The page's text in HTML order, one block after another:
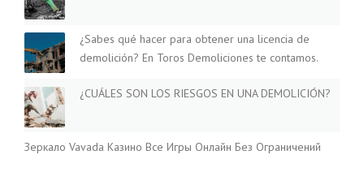
¿Sabes qué hacer para obtener una licencia de
demolición? En Toros Demoliciones te contamos.
¿CUÁLES SON LOS RIESGOS EN UNA DEMOLICIÓN?
Зеркало Vavada Казино Все Игры Онлайн Без Ограничений